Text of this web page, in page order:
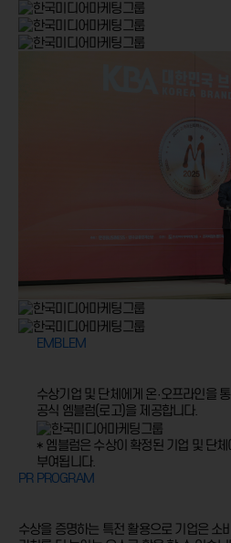
EMBLEM
수상기업 및 단체에게 온·오프라인을
공식 엠블럼(로고)을 제공합니다.
* 엠블럼은 수상이 확정된 기업 및 단체
부여됩니다.
PR PROGRAM
수상을 증명하는 특전 활용으로 기업은 소